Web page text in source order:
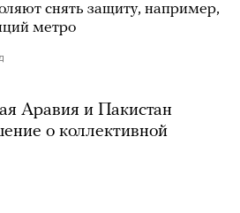
снять защиту, например,
метро
Аравия и Пакистан
о коллективной